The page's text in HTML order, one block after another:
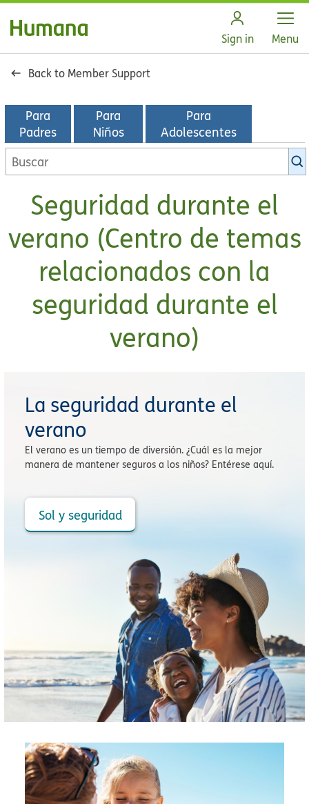
Sign in Open
Menu
Back to Member Support
Para
Padres
Para
Niños
Para
Adolescentes
Seguridad durante el
verano (Centro de temas
relacionados con la
seguridad durante el
verano)
La seguridad durante el
verano
El verano es un tiempo de diversión. ¿Cuál es la mejor
manera de mantener seguros a los niños? Entérese aquí.
Sol y seguridad